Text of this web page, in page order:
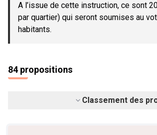
A l’issue de cette instruction, ce sont
par quartier) qui seront soumises au
habitants.
84 propositions
Classement des